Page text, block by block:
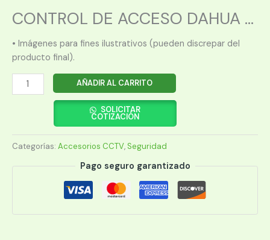
CONTROL DE ACCESO DAHUA ...
• Imágenes para fines ilustrativos (pueden discrepar del
producto final).
CONTROL
DE
ASC2102B
PLACA
cantidad
AÑADIR AL CARRITO
SOLICITAR
COTIZACIÓN
Categorías: Accesorios CCTV, Seguridad
Pago seguro garantizado